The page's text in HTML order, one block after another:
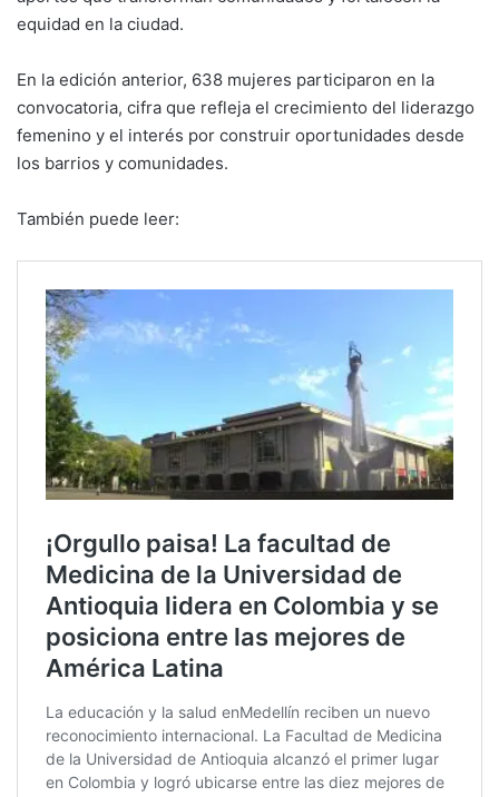
equidad en la ciudad.
En la edición anterior, 638 mujeres participaron en la
convocatoria, cifra que refleja el crecimiento del liderazgo
femenino y el interés por construir oportunidades desde
los barrios y comunidades.
También puede leer: